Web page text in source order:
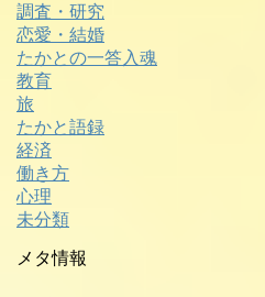
調査・研究
恋愛・結婚
たかとの一答入魂
教育
旅
たかと語録
経済
働き方
心理
未分類
メタ情報